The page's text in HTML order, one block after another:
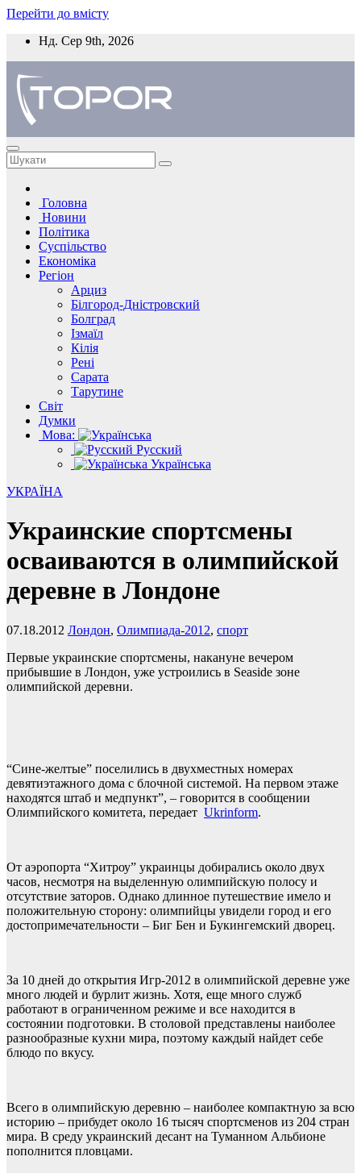
Перейти до вмісту
Нд. Сер 9th, 2026
Головна
Новини
Політика
Суспільство
Економіка
Регіон
Арциз
Білгород-Дністровский
Болград
Ізмаїл
Кілія
Рені
Сарата
Тарутине
Світ
Думки
Мова:
Русский
Українська
УКРАЇНА
Украинские спортсмены
осваиваются в олимпийской
деревне в Лондоне
07.18.2012 Лондон, Олимпиада-2012, спорт
Первые украинские спортсмены, накануне вечером
прибывшие в Лондон, уже устроились в Seaside зоне
олимпийской деревни.
“Сине-желтые” поселились в двухместных номерах
девятиэтажного дома с блочной системой. На первом этаже
находятся штаб и медпункт”, – говорится в сообщении
Олимпийского комитета, передает Ukrinform.
От аэропорта “Хитроу” украинцы добирались около двух
часов, несмотря на выделенную олимпийскую полосу и
отсутствие заторов. Однако длинное путешествие имело и
положительную сторону: олимпийцы увидели город и его
достопримечательности – Биг Бен и Букингемский дворец.
За 10 дней до открытия Игр-2012 в олимпийской деревне уже
много людей и бурлит жизнь. Хотя, еще много служб
работают в ограниченном режиме и все находится в
состоянии подготовки. В столовой представлены наиболее
разнообразные кухни мира, поэтому каждый найдет себе
блюдо по вкусу.
Всего в олимпийскую деревню – наиболее компактную за всю
историю – прибудет около 16 тысяч спортсменов из 204 стран
мира. В среду украинский десант на Туманном Альбионе
пополнится пловцами.